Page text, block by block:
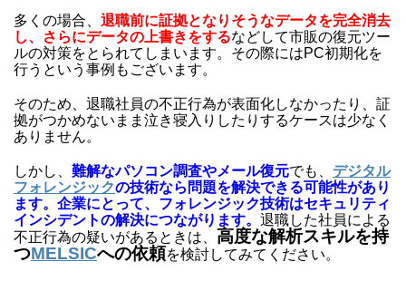
多くの場合、 退職前に証拠となりそうなデータを完全消去
し、さらにデータの上書きをするなどして市販の復元ツー
ルの対策をとられてしまいます。その際にはPC初期化を
行うという事例もございます。
そのため、退職社員の不正行為が表面化しなかったり、証
拠がつかめないまま泣き寝入りしたりするケースは少なく
ありません。
しかし、 難解なパソコン調査やメール復元でも、 デジタル
フォレンジックの技術なら問題を解決できる可能性があり
ます。企業にとって、フォレンジック技術はセキュリティ
インシデントの解決につながります。 退職した社員による
不正行為の疑いがあるときは、 高度な解析スキルを持
つMELSICへの依頼を検討してみてください。